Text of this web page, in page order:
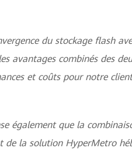
du stockage flash
avantages combinés des
et coûts pour notre
également que la
de la solution HyperMetro